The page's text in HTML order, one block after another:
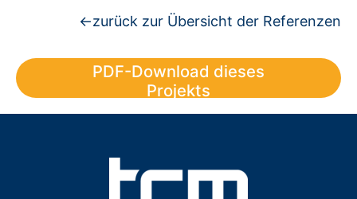
←zurück zur Übersicht der Referenzen
PDF-Download dieses
Projekts